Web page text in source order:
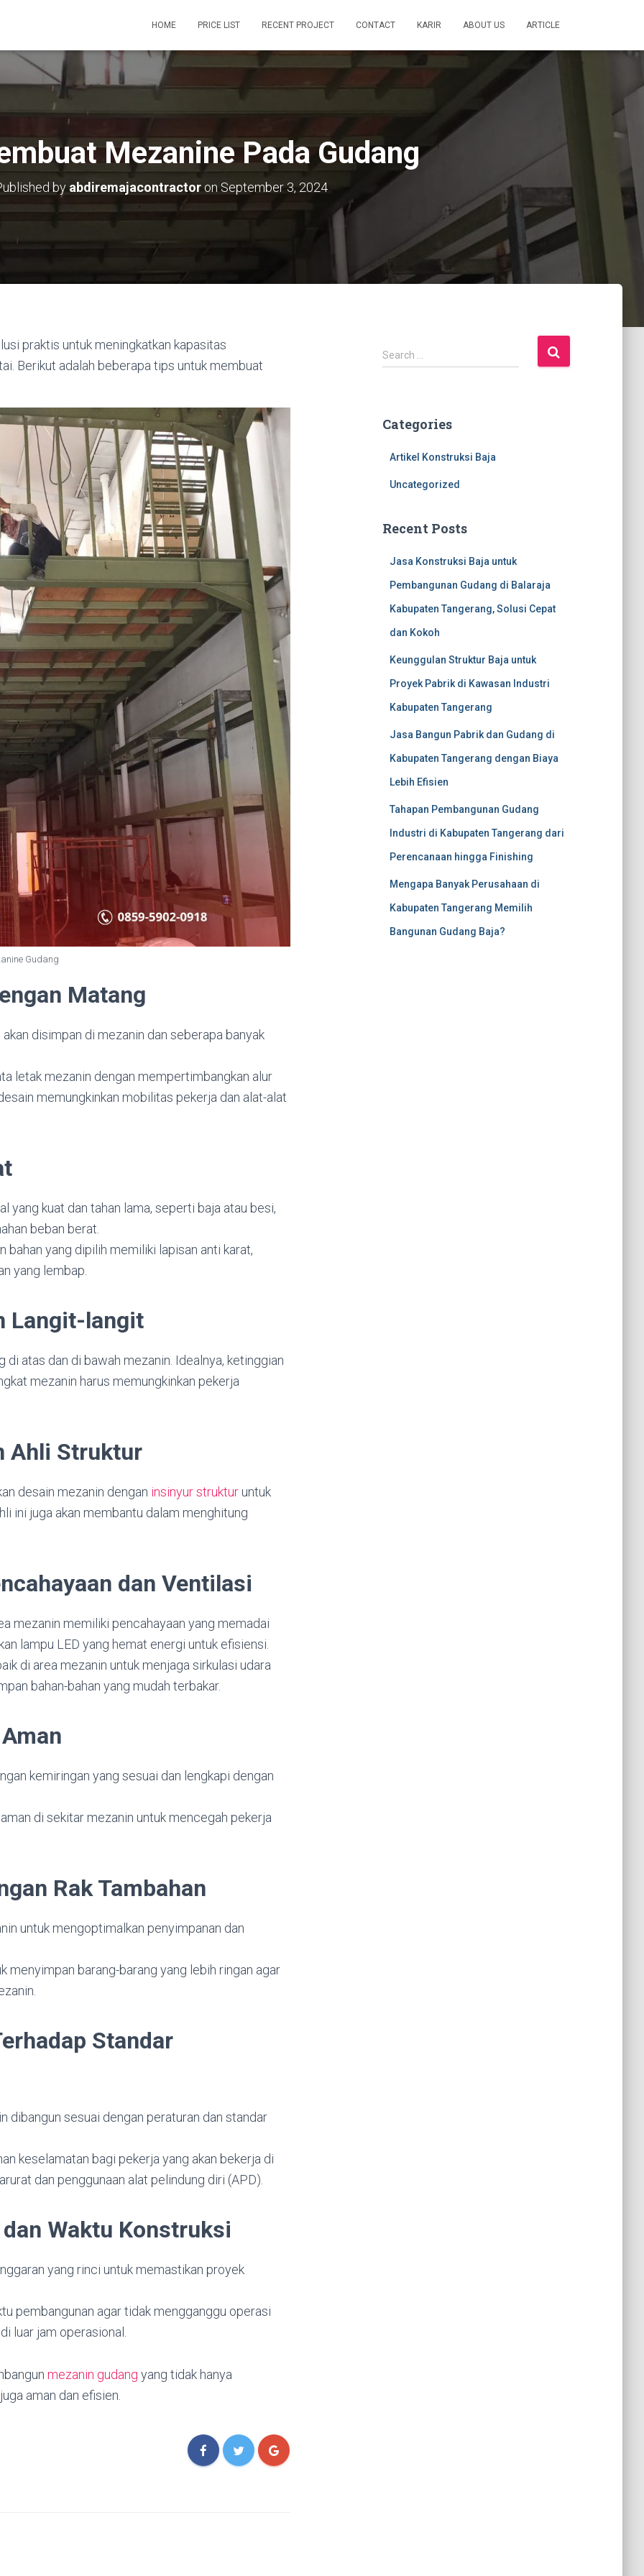
HOME PRICE LIST RECENT PROJECT CONTACT KARIR ABOUT US ARTICLE
Mezanine Pada Gudang
byabdiremajacontractoron September 3, 2024
praktis untuk meningkatkan kapasitas
Berikut adalah beberapa tips untuk membuat
Gudang
Matang
akan disimpan di mezanin dan seberapa banyak
letak mezanin dengan mempertimbangkan alur
memungkinkan mobilitas pekerja dan alat-alat
yang kuat dan tahan lama, seperti baja atau besi,
beban berat.
bahan yang dipilih memiliki lapisan anti karat,
yang lembap.
Langit-langit
di atas dan di bawah mezanin. Idealnya, ketinggian
mezanin harus memungkinkan pekerja
Ahli Struktur
desain mezanin dengan insinyur struktur untuk
ini juga akan membantu dalam menghitung
dan Ventilasi
mezanin memiliki pencahayaan yang memadai
lampu LED yang hemat energi untuk efisiensi.
di area mezanin untuk menjaga sirkulasi udara
bahan-bahan yang mudah terbakar.
kemiringan yang sesuai dan lengkapi dengan
di sekitar mezanin untuk mencegah pekerja
Rak Tambahan
untuk mengoptimalkan penyimpanan dan
menyimpan barang-barang yang lebih ringan agar
Standar
dibangun sesuai dengan peraturan dan standar
keselamatan bagi pekerja yang akan bekerja di
dan penggunaan alat pelindung diri (APD).
Waktu Konstruksi
yang rinci untuk memastikan proyek
pembangunan agar tidak mengganggu operasi
luar jam operasional.
mezanin gudang yang tidak hanya
aman dan efisien.
S
e
h
Search …
Categories
Artikel Konstruksi Baja
Uncategorized
Recent Posts
Jasa Konstruksi Baja untuk
Pembangunan Gudang di Balaraja
Kabupaten Tangerang, Solusi Cepat
dan Kokoh
Keunggulan Struktur Baja untuk
Proyek Pabrik di Kawasan Industri
Kabupaten Tangerang
Jasa Bangun Pabrik dan Gudang di
Kabupaten Tangerang dengan Biaya
Lebih Efisien
Tahapan Pembangunan Gudang
Industri di Kabupaten Tangerang dari
Perencanaan hingga Finishing
Mengapa Banyak Perusahaan di
Kabupaten Tangerang Memilih
Bangunan Gudang Baja?